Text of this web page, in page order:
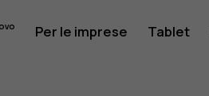
Per le imprese Tablet